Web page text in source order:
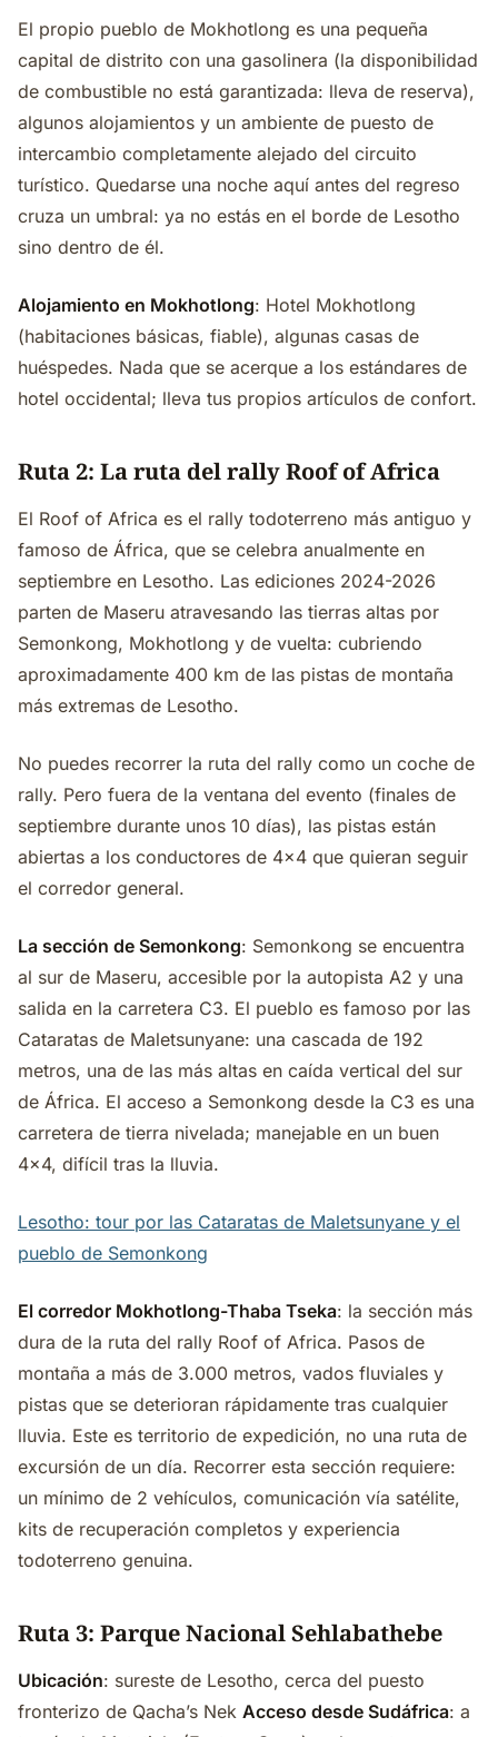
El propio pueblo de Mokhotlong es una pequeña
capital de distrito con una gasolinera (la disponibilidad
de combustible no está garantizada: lleva de reserva),
algunos alojamientos y un ambiente de puesto de
intercambio completamente alejado del circuito
turístico. Quedarse una noche aquí antes del regreso
cruza un umbral: ya no estás en el borde de Lesotho
sino dentro de él.
Alojamiento en Mokhotlong: Hotel Mokhotlong
(habitaciones básicas, fiable), algunas casas de
huéspedes. Nada que se acerque a los estándares de
hotel occidental; lleva tus propios artículos de confort.
Ruta 2: La ruta del rally Roof of Africa
El Roof of Africa es el rally todoterreno más antiguo y
famoso de África, que se celebra anualmente en
septiembre en Lesotho. Las ediciones 2024-2026
parten de Maseru atravesando las tierras altas por
Semonkong, Mokhotlong y de vuelta: cubriendo
aproximadamente 400 km de las pistas de montaña
más extremas de Lesotho.
No puedes recorrer la ruta del rally como un coche de
rally. Pero fuera de la ventana del evento (finales de
septiembre durante unos 10 días), las pistas están
abiertas a los conductores de 4x4 que quieran seguir
el corredor general.
La sección de Semonkong: Semonkong se encuentra
al sur de Maseru, accesible por la autopista A2 y una
salida en la carretera C3. El pueblo es famoso por las
Cataratas de Maletsunyane: una cascada de 192
metros, una de las más altas en caída vertical del sur
de África. El acceso a Semonkong desde la C3 es una
carretera de tierra nivelada; manejable en un buen
4x4, difícil tras la lluvia.
Lesotho: tour por las Cataratas de Maletsunyane y el
pueblo de Semonkong
El corredor Mokhotlong-Thaba Tseka: la sección más
dura de la ruta del rally Roof of Africa. Pasos de
montaña a más de 3.000 metros, vados fluviales y
pistas que se deterioran rápidamente tras cualquier
lluvia. Este es territorio de expedición, no una ruta de
excursión de un día. Recorrer esta sección requiere:
un mínimo de 2 vehículos, comunicación vía satélite,
kits de recuperación completos y experiencia
todoterreno genuina.
Ruta 3: Parque Nacional Sehlabathebe
Ubicación: sureste de Lesotho, cerca del puesto
fronterizo de Qacha’s Nek Acceso desde Sudáfrica: a